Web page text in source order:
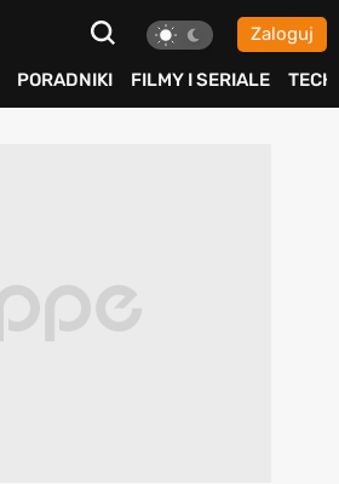
Zaloguj
PORADNIKI FILMY I SERIALE TECH